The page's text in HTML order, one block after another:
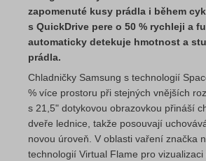
zapomenuté kusy prádla i během
s QuickDrive pere o 50 % rychleji a
automaticky detekuje hmotnost a
prádla.
Chladničky Samsung s technologií
% více prostoru při stejných vnějších
s 21,5" dotykovou obrazovkou přináší
dveře lednice, takže posouvají
novou úroveň. V oblasti vaření značka
technologií Virtual Flame pro